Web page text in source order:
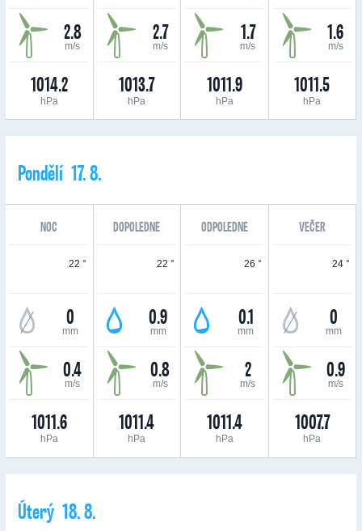
2.8
m/s
1014.2
hPa
2.7
m/s
1013.7
hPa
1.7
m/s
1011.9
hPa
1.6
m/s
1011.5
hPa
Pondělí 17. 8.
NOC DOPOLEDNE ODPOLEDNE VEČER
22 °
0
mm
0.4
m/s
1011.6
hPa
22 °
0.9
mm
0.8
m/s
1011.4
hPa
26 °
0.1
mm
2
m/s
1011.4
hPa
24 °
0
mm
0.9
m/s
1007.7
hPa
Úterý 18. 8.